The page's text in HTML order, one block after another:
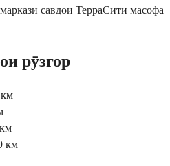
савдои ТерраСити масофа
рӯзгор
км